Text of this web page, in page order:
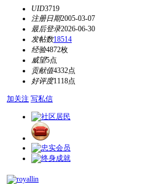
UID3719
注册日期2005-03-07
最后登录2026-06-30
发帖数18514
经验4872枚
威望5点
贡献值4332点
好评度1118点
加关注 写私信